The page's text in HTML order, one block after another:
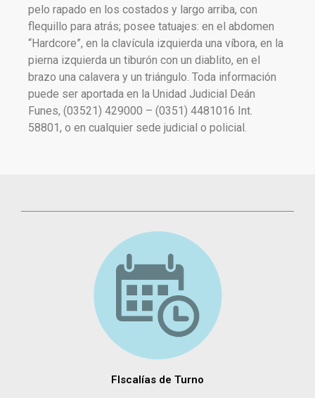
pelo rapado en los costados y largo arriba, con
flequillo para atrás; posee tatuajes: en el abdomen
“Hardcore”, en la clavícula izquierda una víbora, en la
pierna izquierda un tiburón con un diablito, en el
brazo una calavera y un triángulo. Toda información
puede ser aportada en la Unidad Judicial Deán
Funes, (03521) 429000 – (0351) 4481016 Int.
58801, o en cualquier sede judicial o policial.
FIscalías de Turno